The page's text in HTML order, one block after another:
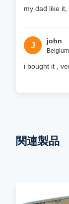
my dad like
J
john
i bought it ,
関連製品